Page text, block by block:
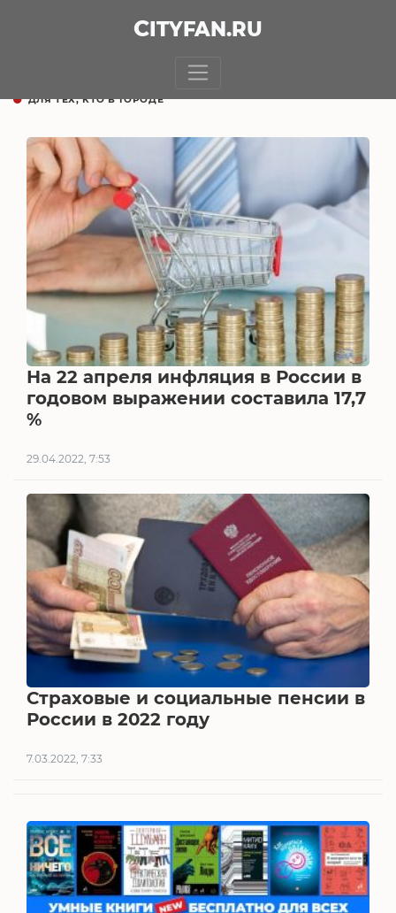
CITYFAN.RU
ДЛЯ ТЕХ, КТО В ГОРОДЕ
На 22 апреля инфляция в России в
годовом выражении составила 17,7
%
29.04.2022, 7:53
Страховые и социальные пенсии в
России в 2022 году
7.03.2022, 7:33